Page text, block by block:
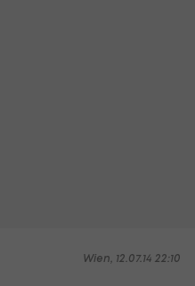
Wien, 12.07.14 22:10